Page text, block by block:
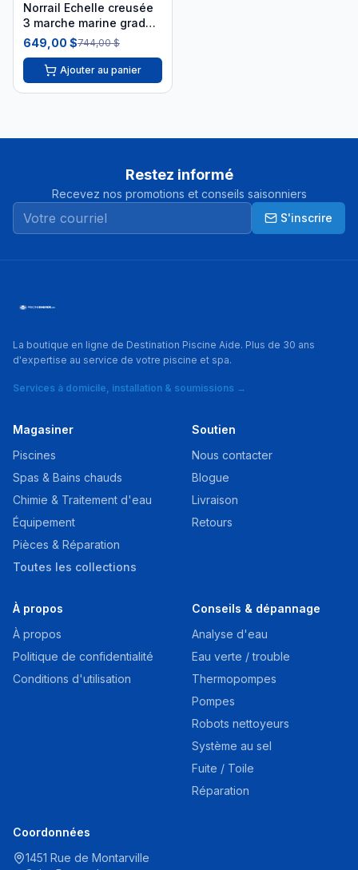
Norrail Echelle creusée
3 marche marine grade
serie bronze MG-BLST-
649,00 $744,00 $
Ajouter au panier
Restez informé
Recevez nos promotions et conseils saisonniers
S'inscrire
La boutique en ligne de Destination Piscine Aide. Plus de 30 ans
d'expertise au service de votre piscine et spa.
Services à domicile, installation & soumissions →
Magasiner
Piscines
Spas & Bains chauds
Chimie & Traitement d'eau
Équipement
Pièces & Réparation
Toutes les collections
Soutien
Nous contacter
Blogue
Livraison
Retours
À propos
À propos
Politique de confidentialité
Conditions d'utilisation
Conseils & dépannage
Analyse d'eau
Eau verte / trouble
Thermopompes
Pompes
Robots nettoyeurs
Système au sel
Fuite / Toile
Réparation
Coordonnées
1451 Rue de Montarville